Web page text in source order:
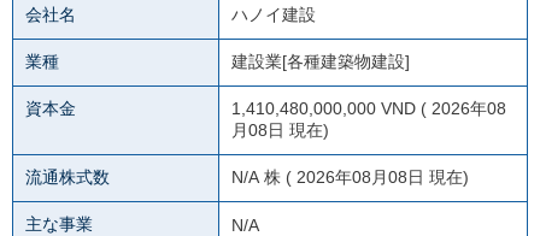
会社名 ハノイ建設
業種 建設業[各種建築物建設]
資本金
1,410,480,000,000 VND ( 2026年08
月08日 現在)
流通株式数 N/A 株 ( 2026年08月08日 現在)
主な事業 N/A